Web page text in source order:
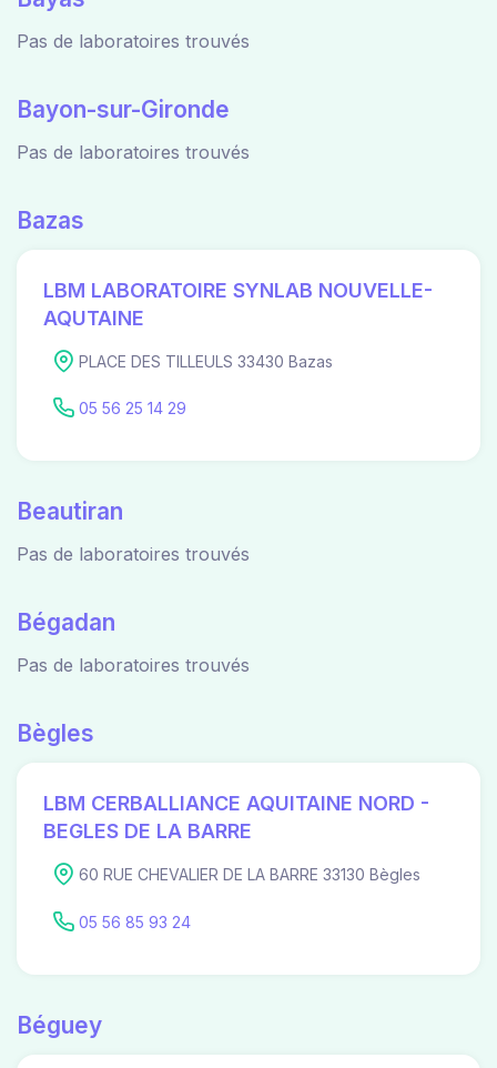
Pas de laboratoires trouvés
Bayon-sur-Gironde
Pas de laboratoires trouvés
Bazas
LBM LABORATOIRE SYNLAB NOUVELLE-
AQUTAINE
PLACE DES TILLEULS 33430 Bazas
05 56 25 14 29
Beautiran
Pas de laboratoires trouvés
Bégadan
Pas de laboratoires trouvés
Bègles
LBM CERBALLIANCE AQUITAINE NORD -
BEGLES DE LA BARRE
60 RUE CHEVALIER DE LA BARRE 33130 Bègles
05 56 85 93 24
Béguey